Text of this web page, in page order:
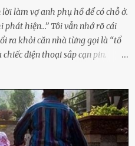
làm vợ anh phụ hồ để có chỗ ở.
phát hiện…” Tôi vẫn nhớ rõ cái
ra khỏi căn nhà từng gọi là “tổ
điện thoại sắp cạn pin.
một cái thân bất tài chỉ biết
cánh cửa trước mặt tôi.
một bản án lạnh lùng. Tôi
biết đi đâu, về đâu. Bố mẹ tôi